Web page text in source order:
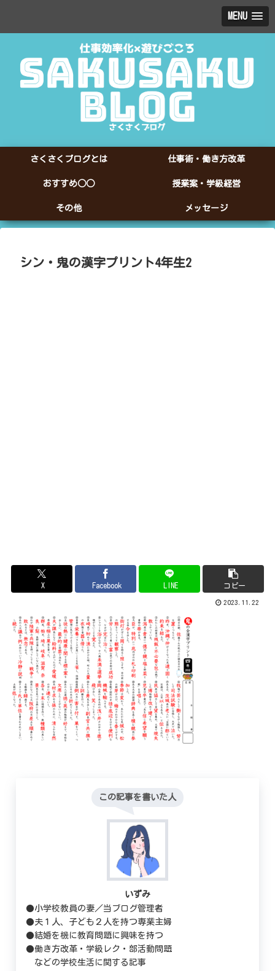
MENU
さくさくブログとは 仕事術・働き方改革
おすすめ○○ 授業案・学級経営
その他 メッセージ
シン・鬼の漢字プリント4年生2
X Facebook LINE コピー
2023.11.22
この記事を書いた人
いずみ
●小学校教員の妻／当ブログ管理者
●夫１人、子ども２人を持つ専業主婦
●結婚を機に教育問題に興味を持つ
●働き方改革・学級レク・部活動問題
などの学校生活に関する記事